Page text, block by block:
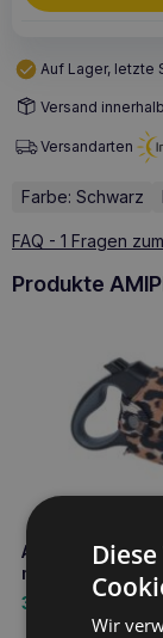
Auf Lager, letzte
Versand
Versandarten
Farbe: Schwarz
FAQ - 1 Fragen
Produkte
Amiplay infini
mit Gehege
33,60
Wir